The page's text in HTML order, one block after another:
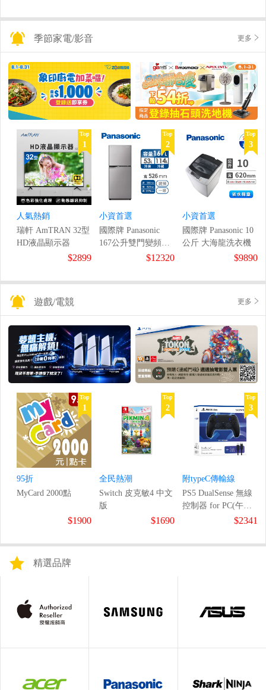
季節家電/影音 更多
Top
1
人氣熱銷
瑞軒 AmTRAN 32型
HD液晶顯示器
$2899
Top
2
小資首選
國際牌 Panasonic
167公升雙門變頻冰
$12320
Top
3
小資首選
國際牌 Panasonic 10
公斤 大海龍洗衣機
$9890
遊戲/電競 更多
Top
1
95折
MyCard 2000點
$1900
Top
2
全民熱潮
Switch 皮克敏4 中文
版
$1690
Top
3
附typeC傳輸線
PS5 DualSense 無線
控制器 for PC(午夜
$2341
精選品牌